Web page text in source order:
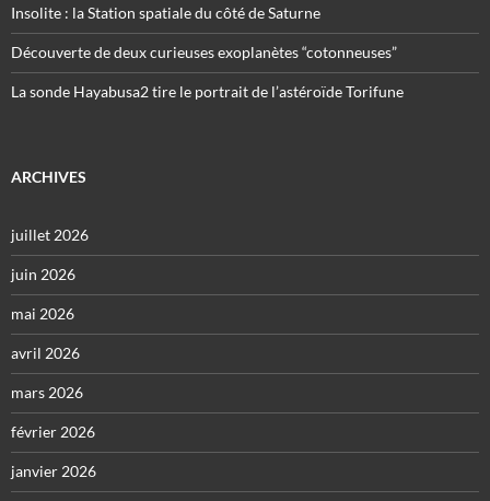
Insolite : la Station spatiale du côté de Saturne
Découverte de deux curieuses exoplanètes “cotonneuses”
La sonde Hayabusa2 tire le portrait de l’astéroïde Torifune
ARCHIVES
juillet 2026
juin 2026
mai 2026
avril 2026
mars 2026
février 2026
janvier 2026